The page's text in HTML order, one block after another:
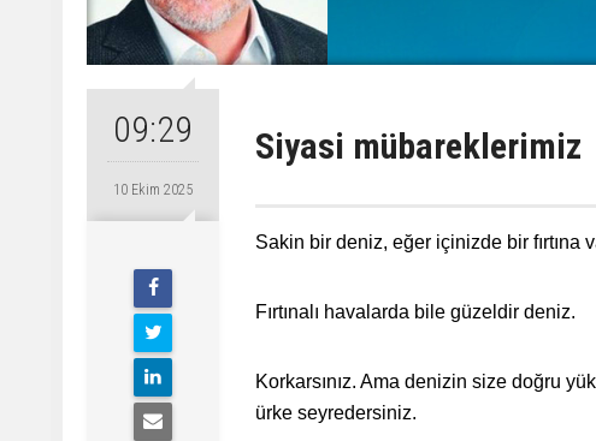
09:29
10 Ekim 2025
Siyasi mübareklerimiz
Sakin bir deniz, eğer içinizde bir fırtına
Fırtınalı havalarda bile güzeldir deniz.
Korkarsınız. Ama denizin size doğru
ürke seyredersiniz.